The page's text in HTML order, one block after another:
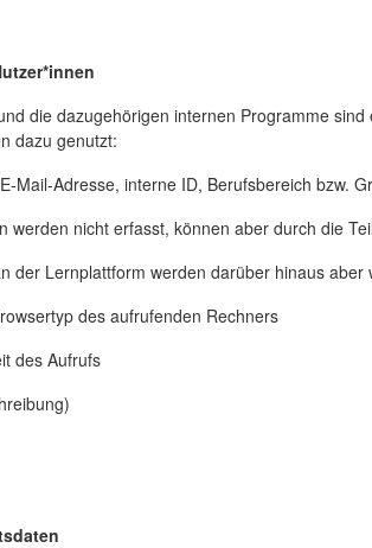
die dazugehörigen internen Programme
dazu genutzt:
Mail-Adresse, interne ID, Berufsbereich bzw.
werden nicht erfasst, können aber durch die
der Lernplattform werden darüber hinaus
des aufrufenden Rechners
des Aufrufs